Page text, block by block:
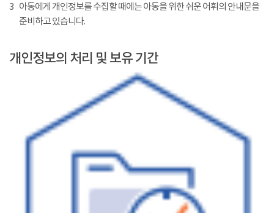
3 아동에게 개인정보를 수집할 때에는 아동을 위한 쉬운 어휘의 안내문을
준비하고 있습니다.
개인정보의 처리 및 보유 기간